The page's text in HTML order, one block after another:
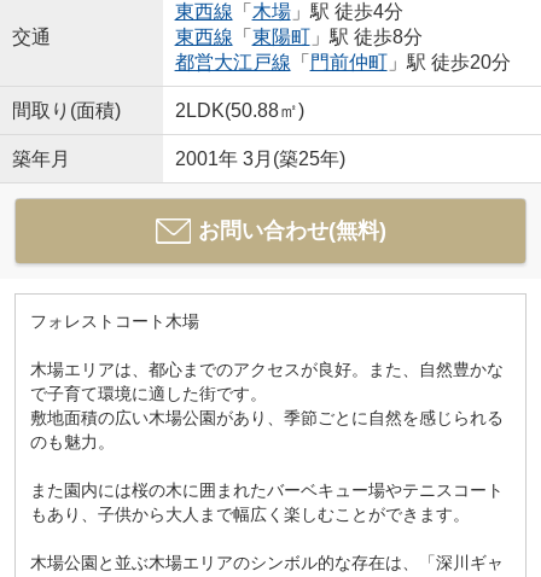
交通
東西線 「 木場」駅 徒歩4分
東西線 「 東陽町」駅 徒歩8分
都営大江戸線 「 門前仲町」駅 徒歩20分
間取り(面積) 2LDK(50.88㎡)
築年月 2001年 3月(築25年)
お問い合わせ(無料)
フォレストコート木場
木場エリアは、都心までのアクセスが良好。また、自然豊かな
で子育て環境に適した街です。
敷地面積の広い木場公園があり、季節ごとに自然を感じられる
のも魅力。
また園内には桜の木に囲まれたバーベキュー場やテニスコート
もあり、子供から大人まで幅広く楽しむことができます。
木場公園と並ぶ木場エリアのシンボル的な存在は、「深川ギャ